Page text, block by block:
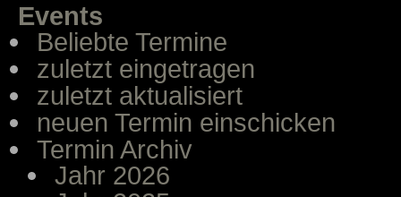
Events
Beliebte Termine
zuletzt eingetragen
zuletzt aktualisiert
neuen Termin einschicken
Termin Archiv
Jahr 2026